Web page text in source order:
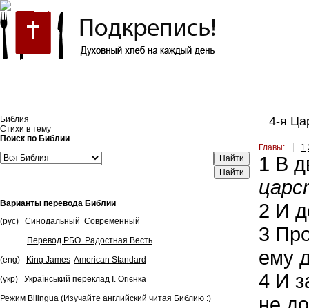
Библия
Стихи в тему
Поиск по Библии
Найти
Варианты перевода Библии
(рус)
Синодальный Современный
Перевод РБО. Радостная Весть
(eng)
King James American Standard
(укр)
Український переклад І. Огієнка
Режим Bilingua (Изучайте английский читая Библию :)
4-я
Главы: 1
1 В
2 И
3
ему
4 И